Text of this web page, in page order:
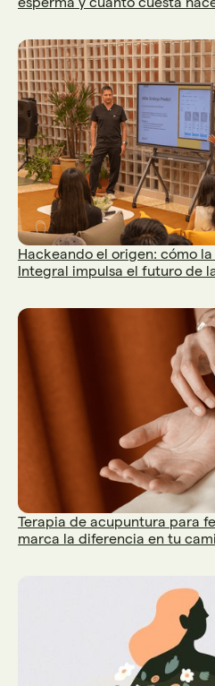
Hackeando el origen: cómo
Integral impulsa el futuro de
Terapia de acupuntura para
marca la diferencia en tu